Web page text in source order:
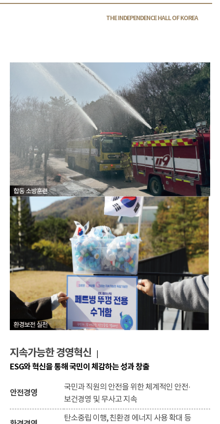
THE INDEPENDENCE HALL OF KOREA
지속가능한 경영혁신
ESG와 혁신을 통해 국민이 체감하는 성과 창출
안전경영
국민과 직원의 안전을 위한 체계적인 안전·
보건경영 및 무사고 지속
탄소중립 이행, 친환경 에너지 사용 확대 등